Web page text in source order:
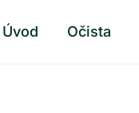
Úvod Očista